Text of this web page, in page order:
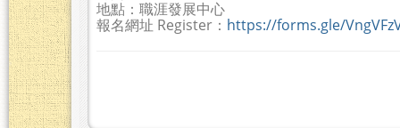
地點：職涯發展中心
報名網址 Register： https://forms.gle/